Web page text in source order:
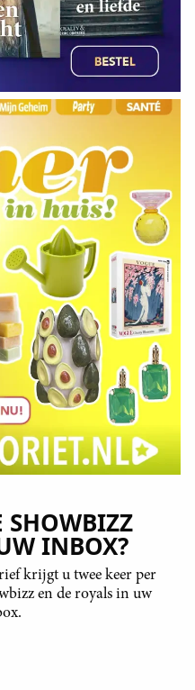
SHOWBIZZ
INBOX?
krijgt u twee keer per
en de royals in uw